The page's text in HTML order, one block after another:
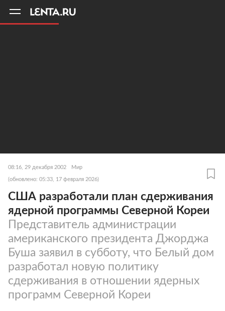
08:16, 29 декабря 2002 Мир
(обновлено: 05:33, 17 февраля 2026)
США разработали план сдерживания
ядерной программы Северной Кореи
Представитель администрации
американского президента Джорджа
Буша заявил в субботу, что Белый дом
разработал новую политику
сдерживания в отношении ядерных
программ Северной Кореи